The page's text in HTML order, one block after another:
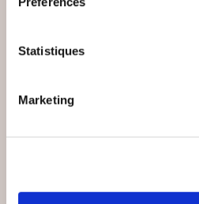
Statistiques
Marketing
Essais sociétaux
11€01